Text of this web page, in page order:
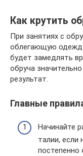
Как крутить
При занятиях с
облегающую
будет замедлять
обруча
результат.
Главные
Начинайте
талии, если
постепенно